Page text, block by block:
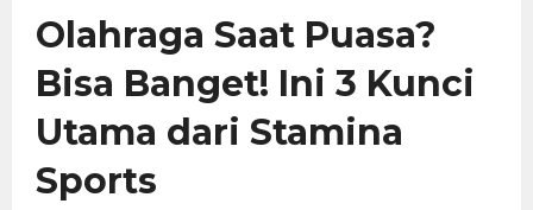
Olahraga Saat Puasa?
Bisa Banget! Ini 3 Kunci
Utama dari Stamina
Sports